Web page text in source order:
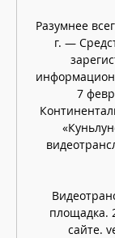
Разумнее
г. —
7
площадка.
сайте.